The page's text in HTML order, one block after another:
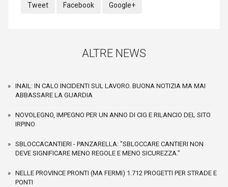
Tweet Facebook Google+
ALTRE NEWS
INAIL: IN CALO INCIDENTI SUL LAVORO. BUONA NOTIZIA MA MAI
ABBASSARE LA GUARDIA
NOVOLEGNO, IMPEGNO PER UN ANNO DI CIG E RILANCIO DEL SITO
IRPINO
SBLOCCACANTIERI - PANZARELLA: "SBLOCCARE CANTIERI NON
DEVE SIGNIFICARE MENO REGOLE E MENO SICUREZZA.”
NELLE PROVINCE PRONTI (MA FERMI) 1.712 PROGETTI PER STRADE E
PONTI